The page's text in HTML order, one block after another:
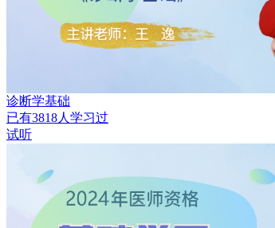
诊断学基础
已有3818人学习过
试听